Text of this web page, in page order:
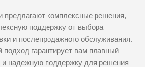
предлагают комплексные решения,
поддержку от выбора
и послепродажного обслуживания.
подход гарантирует вам плавный
и надежную поддержку для решения